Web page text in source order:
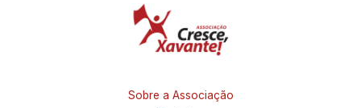
Sobre a Associação